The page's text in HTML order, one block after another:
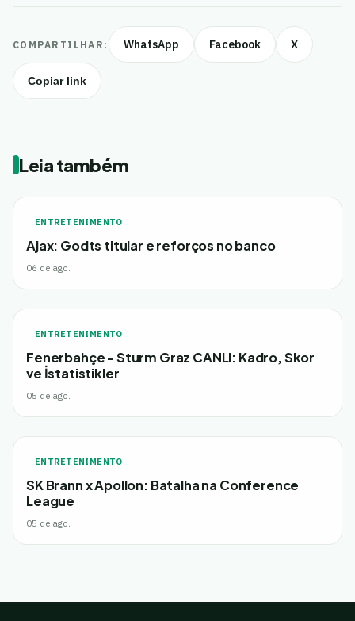
COMPARTILHAR: WhatsApp Facebook X
Copiar link
Leia também
ENTRETENIMENTO
Ajax: Godts titular e reforços no banco
06 de ago.
ENTRETENIMENTO
Fenerbahçe - Sturm Graz CANLI: Kadro, Skor
ve İstatistikler
05 de ago.
ENTRETENIMENTO
SK Brann x Apollon: Batalha na Conference
League
05 de ago.